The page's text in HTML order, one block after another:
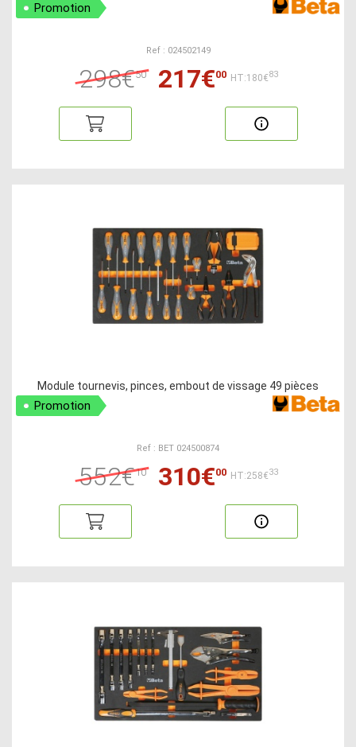
Promotion
Ref : 024502149
298€50 217€00 HT:180€83
Module tournevis, pinces, embout de vissage 49 pièces
Promotion
Ref : BET 024500874
552€10 310€00 HT:258€33